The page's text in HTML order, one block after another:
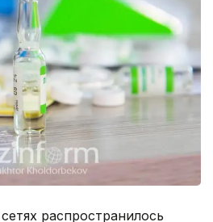
распространилось